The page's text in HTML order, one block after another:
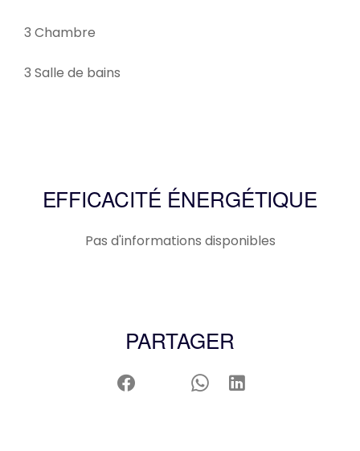
3 Chambre
3 Salle de bains
EFFICACITÉ ÉNERGÉTIQUE
Pas d'informations disponibles
PARTAGER